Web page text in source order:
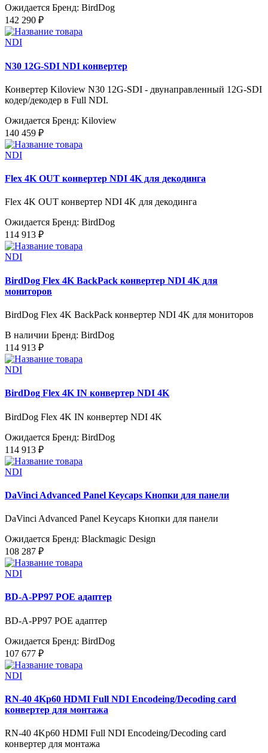
Ожидается Бренд: BirdDog
142 290 ₽
NDI
N30 12G-SDI NDI конвертер
Конвертер Kiloview N30 12G-SDI - двунаправленный 12G-SDI
кодер/декодер в Full NDI.
Ожидается Бренд: Kiloview
140 459 ₽
NDI
Flex 4K OUT конвертер NDI 4K для декодинга
Flex 4K OUT конвертер NDI 4K для декодинга
Ожидается Бренд: BirdDog
114 913 ₽
NDI
BirdDog Flex 4K BackPack конвертер NDI 4K для
мониторов
BirdDog Flex 4K BackPack конвертер NDI 4K для мониторов
В наличии Бренд: BirdDog
114 913 ₽
NDI
BirdDog Flex 4K IN конвертер NDI 4K
BirdDog Flex 4K IN конвертер NDI 4K
Ожидается Бренд: BirdDog
114 913 ₽
NDI
DaVinci Advanced Panel Keycaps Кнопки для панели
DaVinci Advanced Panel Keycaps Кнопки для панели
Ожидается Бренд: Blackmagic Design
108 287 ₽
NDI
BD-A-PP97 POE адаптер
BD-A-PP97 POE адаптер
Ожидается Бренд: BirdDog
107 677 ₽
NDI
RN-40 4Kp60 HDMI Full NDI Encodeing/Decoding card
конвертер для монтажа
RN-40 4Kp60 HDMI Full NDI Encodeing/Decoding card
конвертер для монтажа